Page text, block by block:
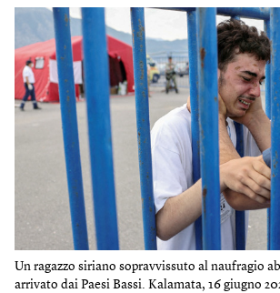
Un ragazzo siriano sopravvissuto al naufragio
arrivato dai Paesi Bassi. Kalamata, 16 giugno